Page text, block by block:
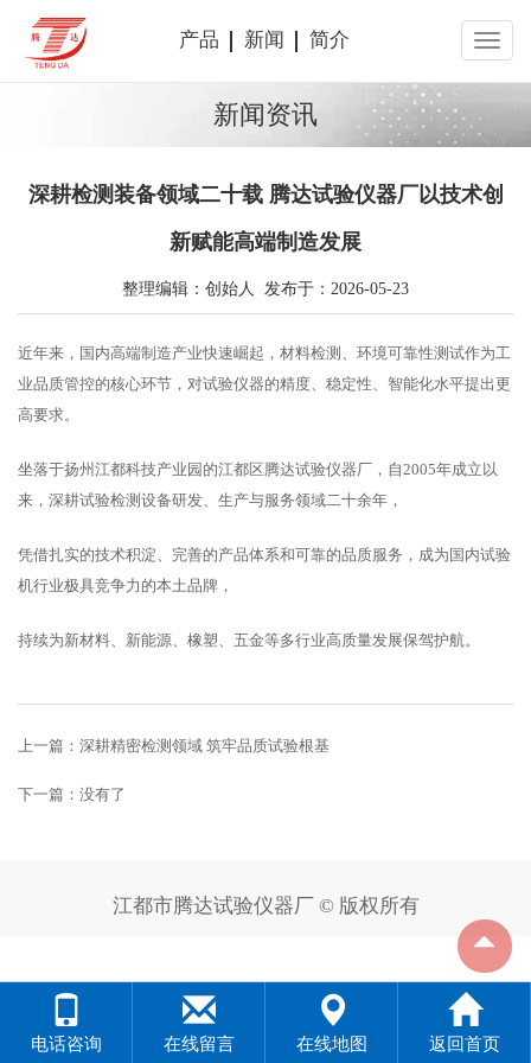
产品 新闻 简介
新闻资讯
深耕检测装备领域二十载 腾达试验仪器厂以技术创
新赋能高端制造发展
整理编辑：创始人 发布于：2026-05-23
近年来，国内高端制造产业快速崛起，材料检测、环境可靠性测试作为工
业品质管控的核心环节，对试验仪器的精度、稳定性、智能化水平提出更
高要求。
坐落于扬州江都科技产业园的江都区腾达试验仪器厂，自2005年成立以
来，深耕试验检测设备研发、生产与服务领域二十余年，
凭借扎实的技术积淀、完善的产品体系和可靠的品质服务，成为国内试验
机行业极具竞争力的本土品牌，
持续为新材料、新能源、橡塑、五金等多行业高质量发展保驾护航。
上一篇： 深耕精密检测领域 筑牢品质试验根基
下一篇：没有了
江都市腾达试验仪器厂 © 版权所有
电话咨询 在线留言 在线地图 返回首页